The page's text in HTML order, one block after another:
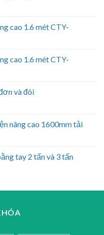
cao 1.6 mét CTY-
cao 1.6 mét CTY-
và đôi
nâng cao 1600mm tải
tay 2 tấn và 3 tấn